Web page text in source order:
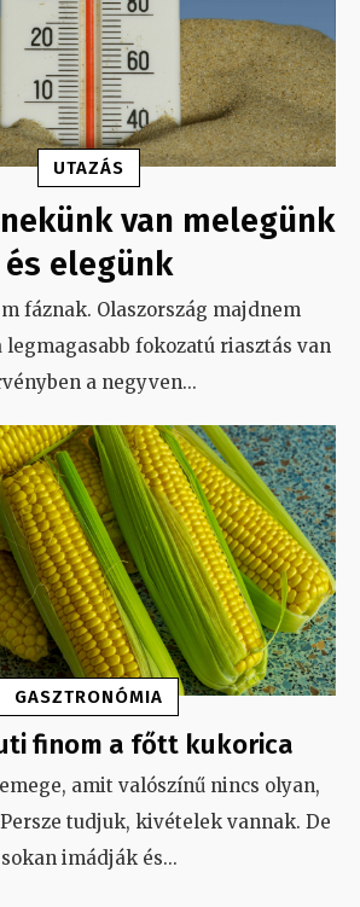
UTAZÁS
van melegünk
és elegünk
fáznak. Olaszország majdnem
legmagasabb fokozatú riasztás van
a negyven...
GASZTRONÓMIA
finom a főtt kukorica
amit valószínű nincs olyan,
tudjuk, kivételek vannak. De
sokan imádják és...